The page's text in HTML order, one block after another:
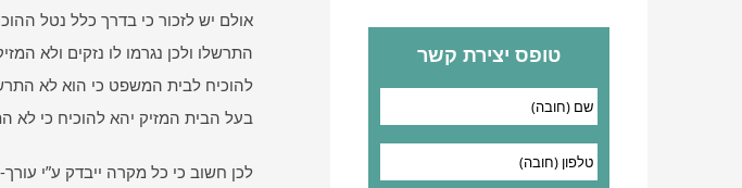
אולם יש לזכור כי בדרך כלל נטל
התרשלו ולכן נגרמו לו נזקים ולא
להוכיח לבית המשפט כי הוא לא
בעל הבית המזיק יהא להוכיח כי לא
לכן חשוב כי כל מקרה ייבדק ע”י
טופס יצירת קשר